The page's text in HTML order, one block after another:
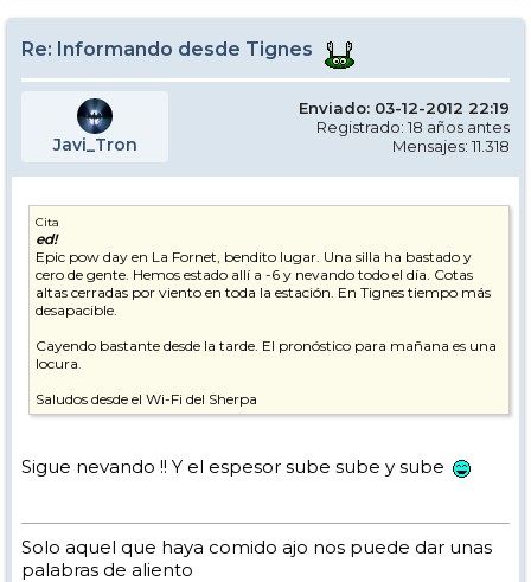
Re: Informando desde Tignes
Javi_Tron
Enviado: 03-12-2012 22:19
Registrado: 18 años antes
Mensajes: 11.318
Cita
ed!
Epic pow day en La Fornet, bendito lugar. Una silla ha bastado y
cero de gente. Hemos estado allí a -6 y nevando todo el día. Cotas
altas cerradas por viento en toda la estación. En Tignes tiempo más
desapacible.
Cayendo bastante desde la tarde. El pronóstico para mañana es una
locura.
Saludos desde el Wi-Fi del Sherpa
Sigue nevando !! Y el espesor sube sube y sube
Solo aquel que haya comido ajo nos puede dar unas
palabras de aliento